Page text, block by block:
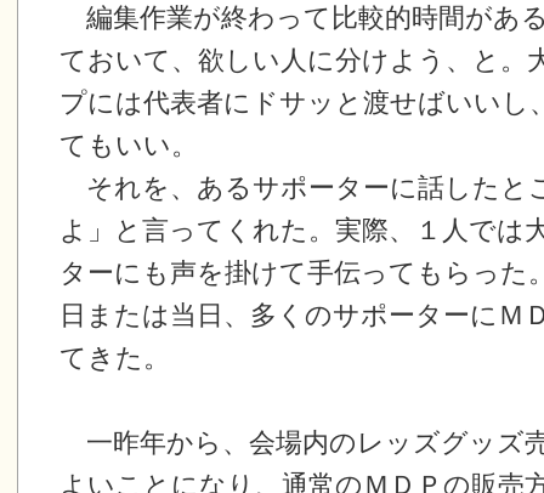
編集作業が終わって比較的時間があ
ておいて、欲しい人に分けよう、と。
プには代表者にドサッと渡せばいいし
てもいい。
それを、あるサポーターに話したと
よ」と言ってくれた。実際、１人では
ターにも声を掛けて手伝ってもらった
日または当日、多くのサポーターにＭ
てきた。
一昨年から、会場内のレッズグッズ
よいことになり、通常のＭＤＰの販売